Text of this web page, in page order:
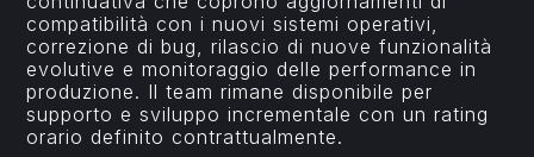
compatibilità con i nuovi sistemi operativi,
correzione di bug, rilascio di nuove funzionalità
evolutive e monitoraggio delle performance in
produzione. Il team rimane disponibile per
supporto e sviluppo incrementale con un rating
orario definito contrattualmente.